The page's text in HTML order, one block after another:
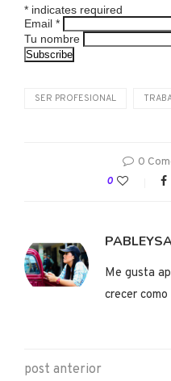
* indicates required
Email *
Tu nombre
SER PROFESIONAL
0
0
Me gusta
crecer
post anterior